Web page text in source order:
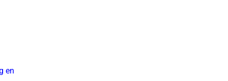
en